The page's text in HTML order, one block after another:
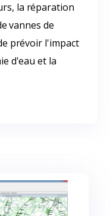
la réparation
vannes de
prévoir l'impact
d'eau et la